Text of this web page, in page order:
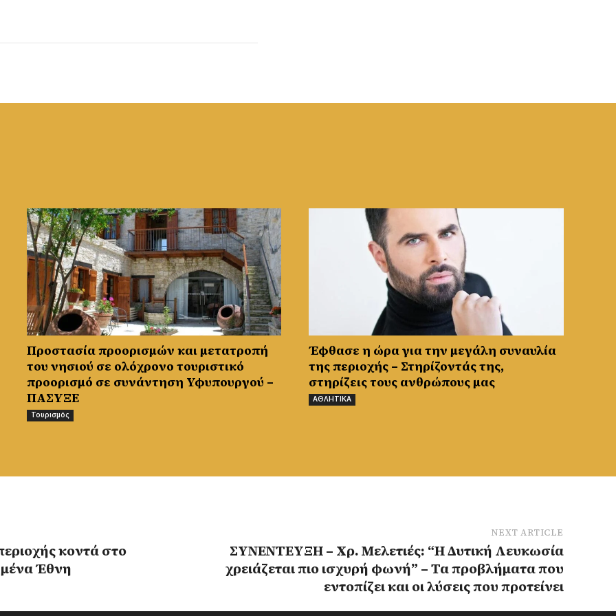
Προστασία προορισμών και μετατροπή
του νησιού σε ολόχρονο τουριστικό
προορισμό σε συνάντηση Υφυπουργού –
ΠΑΣΥΞΕ
Τουρισμός
Έφθασε η ώρα για την μεγάλη συναυλία
της περιοχής – Στηρίζοντάς της,
στηρίζεις τους ανθρώπους μας
ΑΘΛΗΤΙΚΑ
κοντά στο
Έθνη
NEXT ARTICLE
ΣΥΝΕΝΤΕΥΞΗ – Χρ. Μελετιές: “Η Δυτική Λευκωσία
χρειάζεται πιο ισχυρή φωνή” – Τα προβλήματα που
εντοπίζει και οι λύσεις που προτείνει